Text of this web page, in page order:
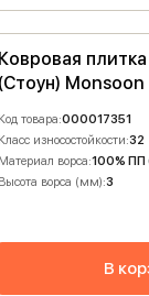
Ковровая
(Стоун) Monsoon
Код товара:000017351
Класс износостойкости:32
Материал ворса:100% ПП
Высота ворса (мм):3
В